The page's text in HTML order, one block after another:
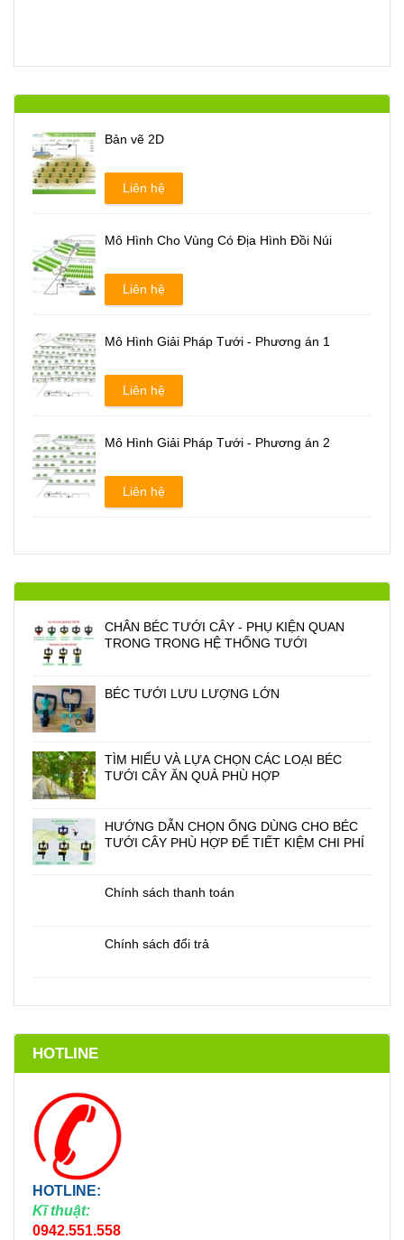
Bản vẽ 2D
Liên hệ
Mô Hình Cho Vùng Có Địa Hình Đồi Núi
Liên hệ
Mô Hình Giải Pháp Tưới - Phương án 1
Liên hệ
Mô Hình Giải Pháp Tưới - Phương án 2
Liên hệ
CHÂN BÉC TƯỚI CÂY - PHỤ KIỆN QUAN
TRONG TRONG HỆ THỐNG TƯỚI
BÉC TƯỚI LƯU LƯỢNG LỚN
TÌM HIỂU VÀ LỰA CHỌN CÁC LOẠI BÉC
TƯỚI CÂY ĂN QUẢ PHÙ HỢP
HƯỚNG DẪN CHỌN ỐNG DÙNG CHO BÉC
TƯỚI CÂY PHÙ HỢP ĐỂ TIẾT KIỆM CHI PHÍ
Chính sách thanh toán
Chính sách đổi trả
HOTLINE
HOTLINE:
Kĩ thuật:
0942.551.558